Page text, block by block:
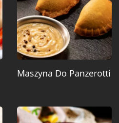
Maszyna Do Panzerotti